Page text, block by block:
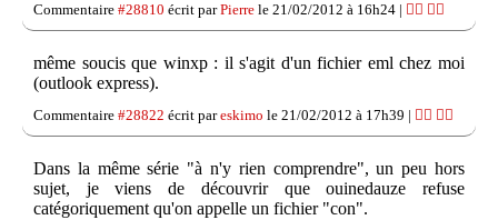
Commentaire #28810 écrit parPierre le 21/02/2012 à 16h24 | 👍🏽 👎🏽
même soucis que winxp : il s'agit d'un fichier eml chez moi
(outlook express).
Commentaire #28822 écrit pareskimo le 21/02/2012 à 17h39 | 👍🏽 👎🏽
Dans la même série "à n'y rien comprendre", un peu hors
sujet, je viens de découvrir que ouinedauze refuse
catégoriquement qu'on appelle un fichier "con".